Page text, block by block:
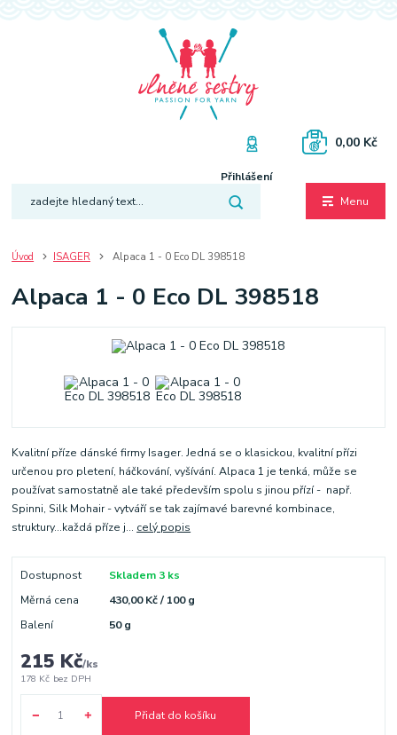
Menu
Přihlášení
0,00 Kč
Úvod ISAGER Alpaca 1 - 0 Eco DL 398518
Alpaca 1 - 0 Eco DL 398518
Kvalitní příze dánské firmy Isager. Jedná se o klasickou, kvalitní přízi
určenou pro pletení, háčkování, vyšívání. Alpaca 1 je tenká, může se
používat samostatně ale také především spolu s jinou přízí - např.
Spinni, Silk Mohair - vytváří se tak zajímavé barevné kombinace,
struktury...každá příze j... celý popis
Dostupnost
Skladem 3 ks
Měrná cena
430,00 Kč / 100 g
Balení
50 g
215 Kč/ks
178 Kč bez DPH
Přidat do košíku